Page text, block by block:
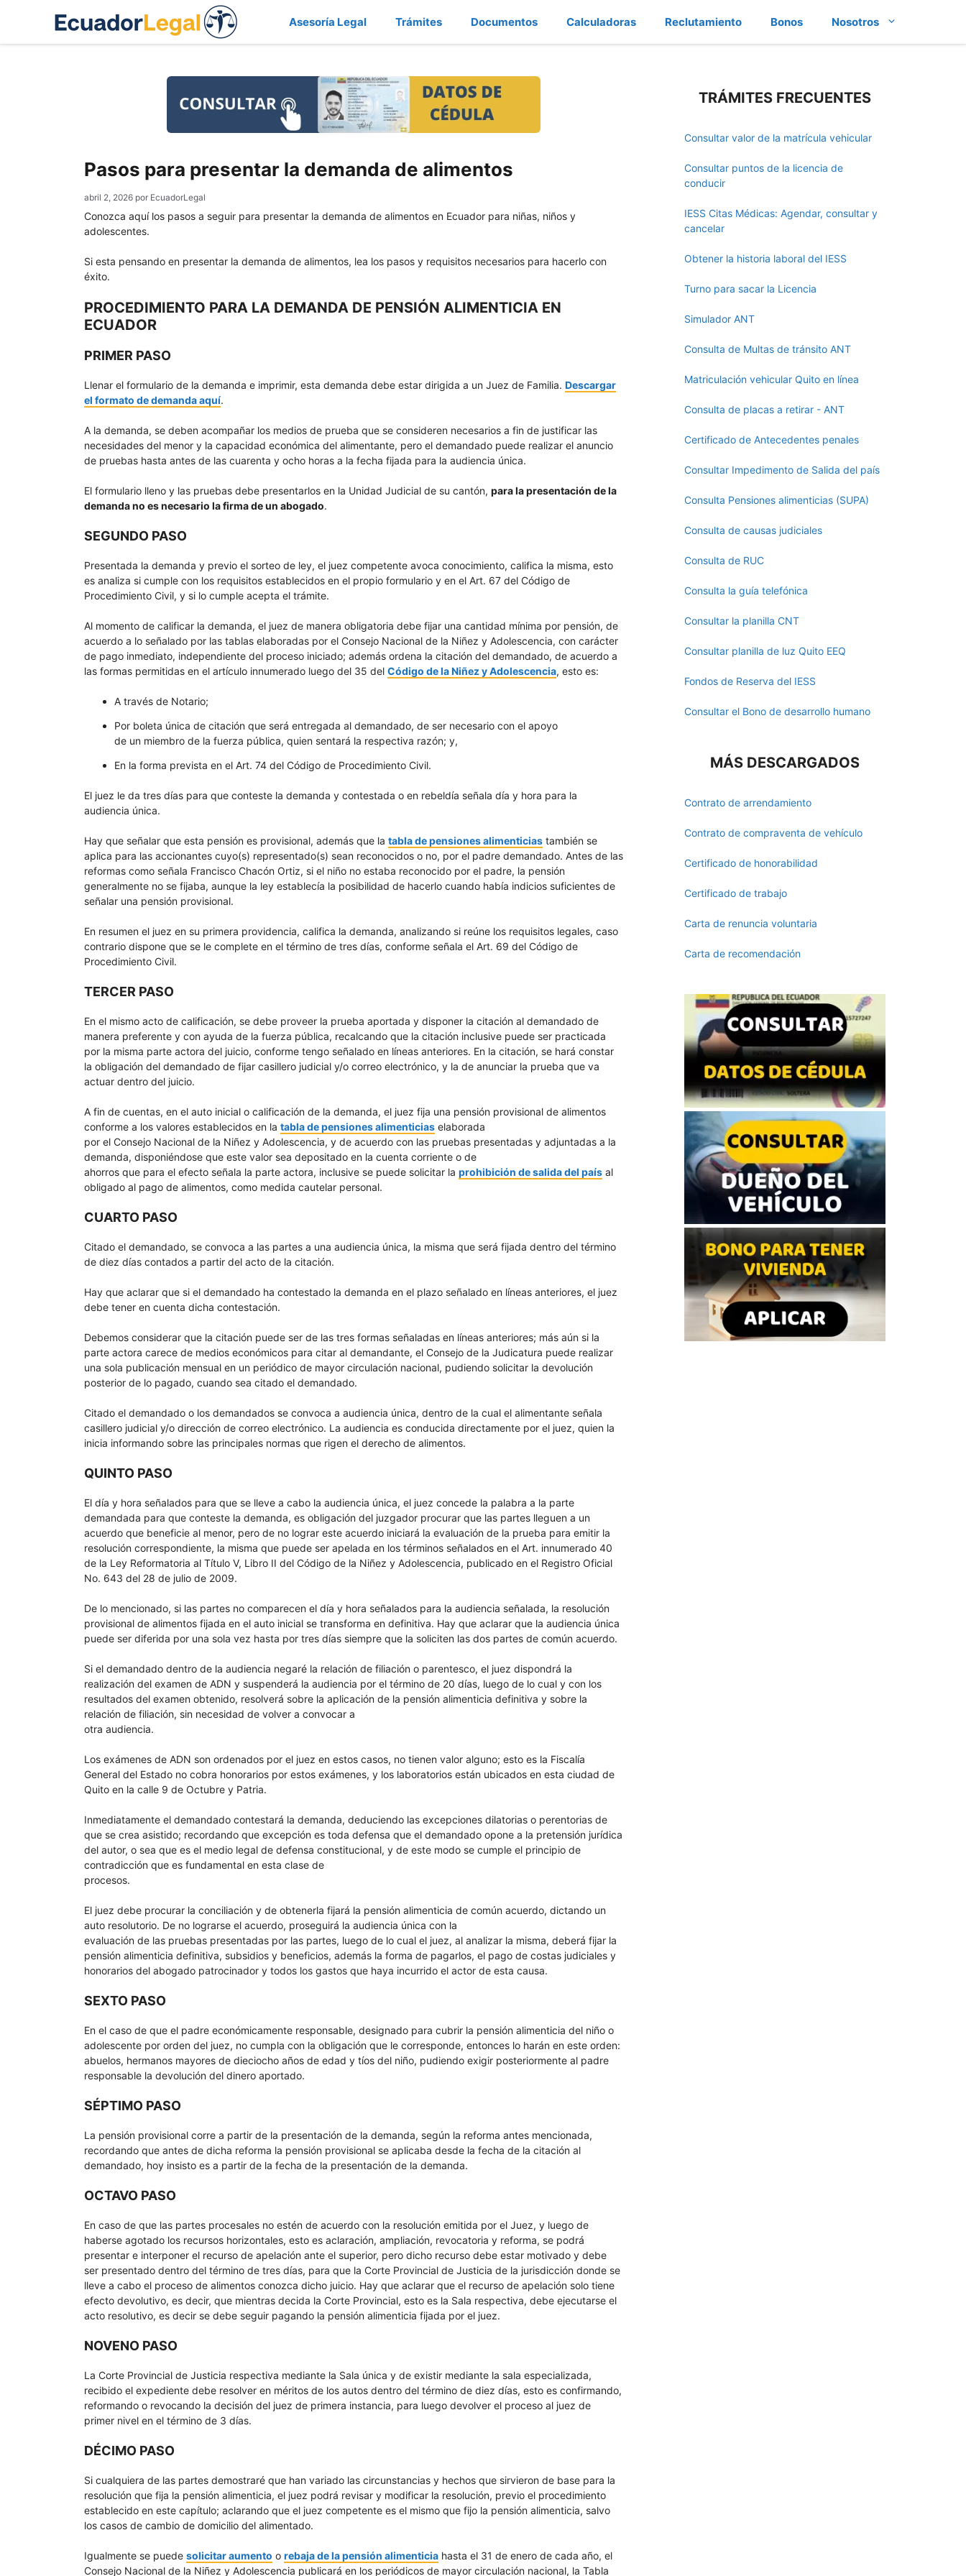
Asesoría Legal Trámites Documentos Calculadoras Reclutamiento Bonos Nosotros
Pasos para presentar la demanda de alimentos
abril 2, 2026 por EcuadorLegal
Conozca aquí los pasos a seguir para presentar la demanda de alimentos en Ecuador para niñas, niños y
adolescentes.
Si esta pensando en presentar la demanda de alimentos, lea los pasos y requisitos necesarios para hacerlo con
éxito.
PROCEDIMIENTO PARA LA DEMANDA DE PENSIÓN ALIMENTICIA EN
ECUADOR
PRIMER PASO
Llenar el formulario de la demanda e imprimir, esta demanda debe estar dirigida a un Juez de Familia. Descargar
el formato de demanda aquí.
A la demanda, se deben acompañar los medios de prueba que se consideren necesarios a fin de justificar las
necesidades del menor y la capacidad económica del alimentante, pero el demandado puede realizar el anuncio
de pruebas hasta antes de las cuarenta y ocho horas a la fecha fijada para la audiencia única.
El formulario lleno y las pruebas debe presentarlos en la Unidad Judicial de su cantón, para la presentación de la
demanda no es necesario la firma de un abogado.
SEGUNDO PASO
Presentada la demanda y previo el sorteo de ley, el juez competente avoca conocimiento, califica la misma, esto
es analiza si cumple con los requisitos establecidos en el propio formulario y en el Art. 67 del Código de
Procedimiento Civil, y si lo cumple acepta el trámite.
Al momento de calificar la demanda, el juez de manera obligatoria debe fijar una cantidad mínima por pensión, de
acuerdo a lo señalado por las tablas elaboradas por el Consejo Nacional de la Niñez y Adolescencia, con carácter
de pago inmediato, independiente del proceso iniciado; además ordena la citación del demandado, de acuerdo a
las formas permitidas en el artículo innumerado luego del 35 del Código de la Niñez y Adolescencia, esto es:
A través de Notario;
Por boleta única de citación que será entregada al demandado, de ser necesario con el apoyo
de un miembro de la fuerza pública, quien sentará la respectiva razón; y,
En la forma prevista en el Art. 74 del Código de Procedimiento Civil.
El juez le da tres días para que conteste la demanda y contestada o en rebeldía señala día y hora para la
audiencia única.
Hay que señalar que esta pensión es provisional, además que la tabla de pensiones alimenticias también se
aplica para las accionantes cuyo(s) representado(s) sean reconocidos o no, por el padre demandado. Antes de las
reformas como señala Francisco Chacón Ortiz, si el niño no estaba reconocido por el padre, la pensión
generalmente no se fijaba, aunque la ley establecía la posibilidad de hacerlo cuando había indicios suficientes de
señalar una pensión provisional.
En resumen el juez en su primera providencia, califica la demanda, analizando si reúne los requisitos legales, caso
contrario dispone que se le complete en el término de tres días, conforme señala el Art. 69 del Código de
Procedimiento Civil.
TERCER PASO
En el mismo acto de calificación, se debe proveer la prueba aportada y disponer la citación al demandado de
manera preferente y con ayuda de la fuerza pública, recalcando que la citación inclusive puede ser practicada
por la misma parte actora del juicio, conforme tengo señalado en líneas anteriores. En la citación, se hará constar
la obligación del demandado de fijar casillero judicial y/o correo electrónico, y la de anunciar la prueba que va
actuar dentro del juicio.
A fin de cuentas, en el auto inicial o calificación de la demanda, el juez fija una pensión provisional de alimentos
conforme a los valores establecidos en la tabla de pensiones alimenticias elaborada
por el Consejo Nacional de la Niñez y Adolescencia, y de acuerdo con las pruebas presentadas y adjuntadas a la
demanda, disponiéndose que este valor sea depositado en la cuenta corriente o de
ahorros que para el efecto señala la parte actora, inclusive se puede solicitar la prohibición de salida del país al
obligado al pago de alimentos, como medida cautelar personal.
CUARTO PASO
Citado el demandado, se convoca a las partes a una audiencia única, la misma que será fijada dentro del término
de diez días contados a partir del acto de la citación.
Hay que aclarar que si el demandado ha contestado la demanda en el plazo señalado en líneas anteriores, el juez
debe tener en cuenta dicha contestación.
Debemos considerar que la citación puede ser de las tres formas señaladas en líneas anteriores; más aún si la
parte actora carece de medios económicos para citar al demandante, el Consejo de la Judicatura puede realizar
una sola publicación mensual en un periódico de mayor circulación nacional, pudiendo solicitar la devolución
posterior de lo pagado, cuando sea citado el demandado.
Citado el demandado o los demandados se convoca a audiencia única, dentro de la cual el alimentante señala
casillero judicial y/o dirección de correo electrónico. La audiencia es conducida directamente por el juez, quien la
inicia informando sobre las principales normas que rigen el derecho de alimentos.
QUINTO PASO
El día y hora señalados para que se lleve a cabo la audiencia única, el juez concede la palabra a la parte
demandada para que conteste la demanda, es obligación del juzgador procurar que las partes lleguen a un
acuerdo que beneficie al menor, pero de no lograr este acuerdo iniciará la evaluación de la prueba para emitir la
resolución correspondiente, la misma que puede ser apelada en los términos señalados en el Art. innumerado 40
de la Ley Reformatoria al Título V, Libro II del Código de la Niñez y Adolescencia, publicado en el Registro Oficial
No. 643 del 28 de julio de 2009.
De lo mencionado, si las partes no comparecen el día y hora señalados para la audiencia señalada, la resolución
provisional de alimentos fijada en el auto inicial se transforma en definitiva. Hay que aclarar que la audiencia única
puede ser diferida por una sola vez hasta por tres días siempre que la soliciten las dos partes de común acuerdo.
Si el demandado dentro de la audiencia negaré la relación de filiación o parentesco, el juez dispondrá la
realización del examen de ADN y suspenderá la audiencia por el término de 20 días, luego de lo cual y con los
resultados del examen obtenido, resolverá sobre la aplicación de la pensión alimenticia definitiva y sobre la
relación de filiación, sin necesidad de volver a convocar a
otra audiencia.
Los exámenes de ADN son ordenados por el juez en estos casos, no tienen valor alguno; esto es la Fiscalía
General del Estado no cobra honorarios por estos exámenes, y los laboratorios están ubicados en esta ciudad de
Quito en la calle 9 de Octubre y Patria.
Inmediatamente el demandado contestará la demanda, deduciendo las excepciones dilatorias o perentorias de
que se crea asistido; recordando que excepción es toda defensa que el demandado opone a la pretensión jurídica
del autor, o sea que es el medio legal de defensa constitucional, y de este modo se cumple el principio de
contradicción que es fundamental en esta clase de
procesos.
El juez debe procurar la conciliación y de obtenerla fijará la pensión alimenticia de común acuerdo, dictando un
auto resolutorio. De no lograrse el acuerdo, proseguirá la audiencia única con la
evaluación de las pruebas presentadas por las partes, luego de lo cual el juez, al analizar la misma, deberá fijar la
pensión alimenticia definitiva, subsidios y beneficios, además la forma de pagarlos, el pago de costas judiciales y
honorarios del abogado patrocinador y todos los gastos que haya incurrido el actor de esta causa.
SEXTO PASO
En el caso de que el padre económicamente responsable, designado para cubrir la pensión alimenticia del niño o
adolescente por orden del juez, no cumpla con la obligación que le corresponde, entonces lo harán en este orden:
abuelos, hermanos mayores de dieciocho años de edad y tíos del niño, pudiendo exigir posteriormente al padre
responsable la devolución del dinero aportado.
SÉPTIMO PASO
La pensión provisional corre a partir de la presentación de la demanda, según la reforma antes mencionada,
recordando que antes de dicha reforma la pensión provisional se aplicaba desde la fecha de la citación al
demandado, hoy insisto es a partir de la fecha de la presentación de la demanda.
OCTAVO PASO
En caso de que las partes procesales no estén de acuerdo con la resolución emitida por el Juez, y luego de
haberse agotado los recursos horizontales, esto es aclaración, ampliación, revocatoria y reforma, se podrá
presentar e interponer el recurso de apelación ante el superior, pero dicho recurso debe estar motivado y debe
ser presentado dentro del término de tres días, para que la Corte Provincial de Justicia de la jurisdicción donde se
lleve a cabo el proceso de alimentos conozca dicho juicio. Hay que aclarar que el recurso de apelación solo tiene
efecto devolutivo, es decir, que mientras decida la Corte Provincial, esto es la Sala respectiva, debe ejecutarse el
acto resolutivo, es decir se debe seguir pagando la pensión alimenticia fijada por el juez.
NOVENO PASO
La Corte Provincial de Justicia respectiva mediante la Sala única y de existir mediante la sala especializada,
recibido el expediente debe resolver en méritos de los autos dentro del término de diez días, esto es confirmando,
reformando o revocando la decisión del juez de primera instancia, para luego devolver el proceso al juez de
primer nivel en el término de 3 días.
DÉCIMO PASO
Si cualquiera de las partes demostraré que han variado las circunstancias y hechos que sirvieron de base para la
resolución que fija la pensión alimenticia, el juez podrá revisar y modificar la resolución, previo el procedimiento
establecido en este capítulo; aclarando que el juez competente es el mismo que fijo la pensión alimenticia, salvo
los casos de cambio de domicilio del alimentado.
Igualmente se puede solicitar aumento o rebaja de la pensión alimenticia hasta el 31 de enero de cada año, el
Consejo Nacional de la Niñez y Adolescencia publicará en los periódicos de mayor circulación nacional, la Tabla
TRÁMITES FRECUENTES
Consultar valor de la matrícula vehicular
Consultar puntos de la licencia de
conducir
IESS Citas Médicas: Agendar, consultar y
cancelar
Obtener la historia laboral del IESS
Turno para sacar la Licencia
Simulador ANT
Consulta de Multas de tránsito ANT
Matriculación vehicular Quito en línea
Consulta de placas a retirar - ANT
Certificado de Antecedentes penales
Consultar Impedimento de Salida del país
Consulta Pensiones alimenticias (SUPA)
Consulta de causas judiciales
Consulta de RUC
Consulta la guía telefónica
Consultar la planilla CNT
Consultar planilla de luz Quito EEQ
Fondos de Reserva del IESS
Consultar el Bono de desarrollo humano
MÁS DESCARGADOS
Contrato de arrendamiento
Contrato de compraventa de vehículo
Certificado de honorabilidad
Certificado de trabajo
Carta de renuncia voluntaria
Carta de recomendación